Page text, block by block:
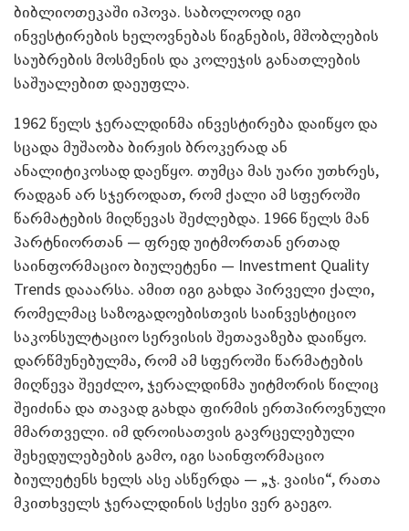
ბიბლიოთეკაში იპოვა. საბოლოოდ იგი
ინვესტირების ხელოვნებას წიგნების, მშობლების
საუბრების მოსმენის და კოლეჯის განათლების
საშუალებით დაეუფლა.
1962 წელს ჯერალდინმა ინვესტირება დაიწყო და
სცადა მუშაობა ბირჟის ბროკერად ან
ანალიტიკოსად დაეწყო. თუმცა მას უარი უთხრეს,
რადგან არ სჯეროდათ, რომ ქალი ამ სფეროში
წარმატების მიღწევას შეძლებდა. 1966 წელს მან
პარტნიორთან — ფრედ უიტმორთან ერთად
საინფორმაციო ბიულეტენი — Investment Quality
Trends დააარსა. ამით იგი გახდა პირველი ქალი,
რომელმაც საზოგადოებისთვის საინვესტიციო
საკონსულტაციო სერვისის შეთავაზება დაიწყო.
დარწმუნებულმა, რომ ამ სფეროში წარმატების
მიღწევა შეეძლო, ჯერალდინმა უიტმორის წილიც
შეიძინა და თავად გახდა ფირმის ერთპიროვნული
მმართველი. იმ დროისათვის გავრცელებული
შეხედულებების გამო, იგი საინფორმაციო
ბიულეტენს ხელს ასე ასწერდა — „ჯ. ვაისი“, რათა
მკითხველს ჯერალდინის სქესი ვერ გაეგო.